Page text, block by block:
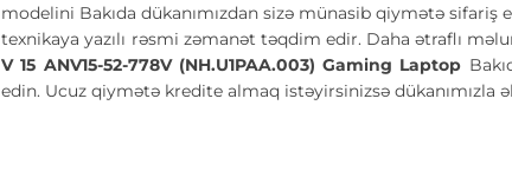
modelini Bakıda dükanımızdan sizə münasib qiymətə sifariş
texnikaya yazılı rəsmi zəmanət təqdim edir. Daha ətraflı
V 15 ANV15-52-778V (NH.U1PAA.003)Gaming Laptop
edin. Ucuz qiymətə kredite almaq istəyirsinizsə dükanımızla